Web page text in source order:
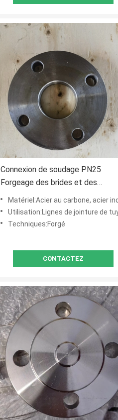
Connexion de soudage PN25
Forgeage des brides et des
raccords Gost 12820-80
Matériel:Acier au carbone, acier inoxydable, acier
Utilisation:Lignes de jointure de
Techniques:Forgé
CONTACTEZ